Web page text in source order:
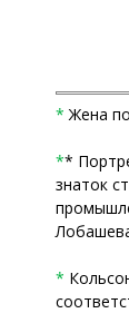
* Жена
**
знаток
*